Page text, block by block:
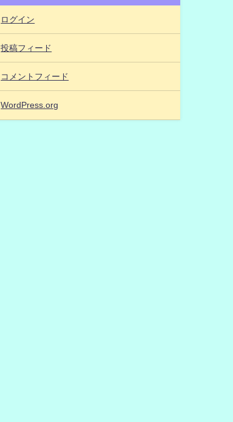
ログイン
投稿フィード
コメントフィード
WordPress.org